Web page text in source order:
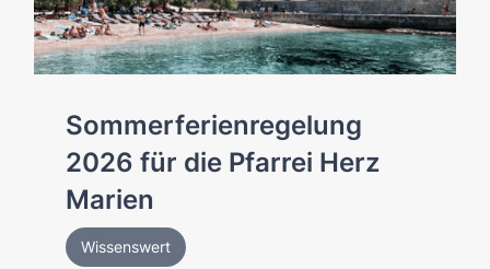
Sommerferienregelung
2026 für die Pfarrei Herz
Marien
Wissenswert